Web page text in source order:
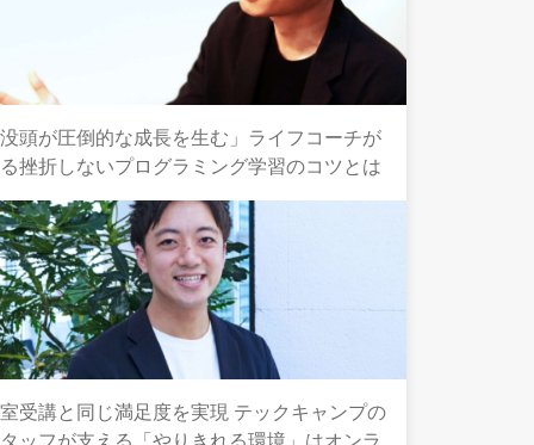
頭が圧倒的な成長を生む」ライフコーチが
挫折しないプログラミング学習のコツとは
受講と同じ満足度を実現 テックキャンプの